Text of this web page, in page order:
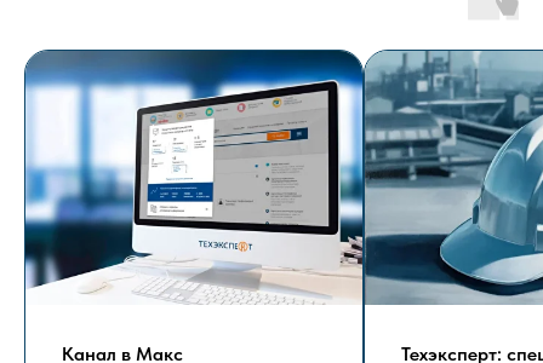
Канал в Макс
Техэксперт: